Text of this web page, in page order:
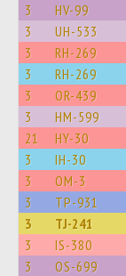
3 HV-99
3 UH-533
3 RH-269
3 RH-269
3 OR-439
3 HM-599
21 HY-30
3 IH-30
3 OM-3
3 TP-931
3 TJ-241
3 IS-380
3 OS-699